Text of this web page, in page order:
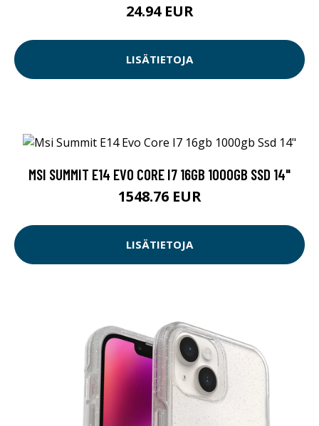
24.94 EUR
LISÄTIETOJA
MSI SUMMIT E14 EVO CORE I7 16GB 1000GB SSD 14"
1548.76 EUR
LISÄTIETOJA